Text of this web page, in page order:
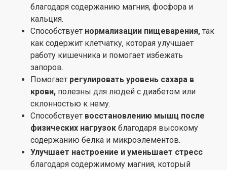
благодаря содержанию магния, фосфора и
кальция.
Способствует нормализации пищеварения, так
как содержит клетчатку, которая улучшает
работу кишечника и помогает избежать
запоров.
Помогает регулировать уровень сахара в
крови, полезны для людей с диабетом или
склонностью к нему.
Способствует восстановлению мышц после
физических нагрузок благодаря высокому
содержанию белка и микроэлементов.
Улучшает настроение и уменьшает стресс
благодаря содержимому магния, который